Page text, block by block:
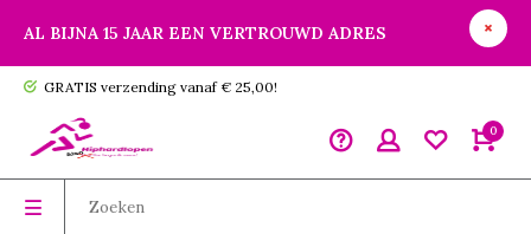
AL BIJNA 15 JAAR EEN VERTROUWD ADRES
GRATIS verzending vanaf € 25,00!
0